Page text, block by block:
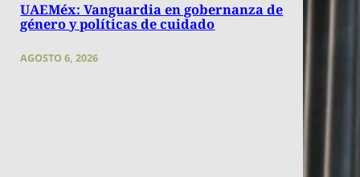
UAEMéx: Vanguardia en gobernanza de
género y políticas de cuidado
AGOSTO 6, 2026